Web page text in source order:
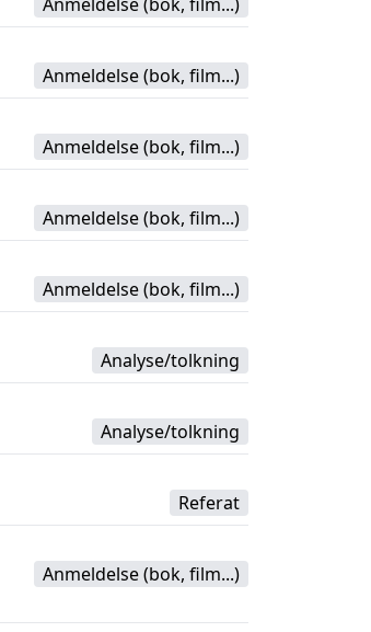
Anmeldelse (bok, film...)
Anmeldelse (bok, film...)
Anmeldelse (bok, film...)
Anmeldelse (bok, film...)
Analyse/tolkning
Analyse/tolkning
Referat
Anmeldelse (bok, film...)